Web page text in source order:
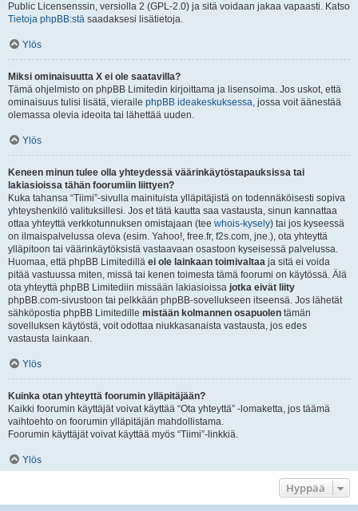
Public Licensenssin, versiolla 2 (GPL-2.0) ja sitä voidaan jakaa vapaasti. Katso
Tietoja phpBB:stä saadaksesi lisätietoja.
Ylös
Miksi ominaisuutta X ei ole saatavilla?
Tämä ohjelmisto on phpBB Limitedin kirjoittama ja lisensoima. Jos uskot, että
ominaisuus tulisi lisätä, vieraile phpBB ideakeskuksessa, jossa voit äänestää
olemassa olevia ideoita tai lähettää uuden.
Ylös
Keneen minun tulee olla yhteydessä väärinkäytöstapauksissa tai
lakiasioissa tähän foorumiin liittyen?
Kuka tahansa “Tiimi”-sivulla mainituista ylläpitäjistä on todennäköisesti sopiva
yhteyshenkilö valituksillesi. Jos et tätä kautta saa vastausta, sinun kannattaa
ottaa yhteyttä verkkotunnuksen omistajaan (tee whois-kysely) tai jos kyseessä
on ilmaispalvelussa oleva (esim. Yahoo!, free.fr, f2s.com, jne.), ota yhteyttä
ylläpitoon tai väärinkäytöksistä vastaavaan osastoon kyseisessä palvelussa.
Huomaa, että phpBB Limitedillä ei ole lainkaan toimivaltaa ja sitä ei voida
pitää vastuussa miten, missä tai kenen toimesta tämä foorumi on käytössä. Älä
ota yhteyttä phpBB Limitediin missään lakiasioissa jotka eivät liity
phpBB.com-sivustoon tai pelkkään phpBB-sovellukseen itseensä. Jos lähetät
sähköpostia phpBB Limitedille mistään kolmannen osapuolen tämän
sovelluksen käytöstä, voit odottaa niukkasanaista vastausta, jos edes
vastausta lainkaan.
Ylös
Kuinka otan yhteyttä foorumin ylläpitäjään?
Kaikki foorumin käyttäjät voivat käyttää “Ota yhteyttä” -lomaketta, jos täämä
vaihtoehto on foorumin ylläpitäjän mahdollistama.
Foorumin käyttäjät voivat käyttää myös “Tiimi”-linkkiä.
Ylös
Hyppää